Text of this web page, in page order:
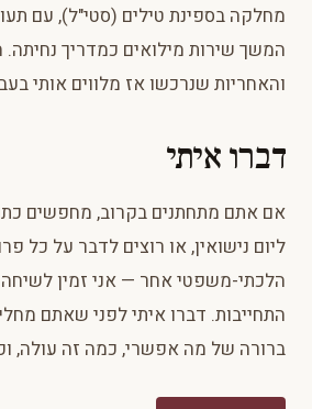
מחלקה בספינת טילים (סטי"ל), עם
המשך שירות מילואים כמדריך
והאחריות שנרכשו אז מלווים אותי
דברו איתי
אם אתם מתחתנים בקרוב, מחפשים
ליום נישואין, או רוצים לדבר על כל
הלכתי-משפטי אחר — אני זמין
התחייבות. דברו איתי לפני שאתם
ברורה של מה אפשרי, כמה זה עולה,